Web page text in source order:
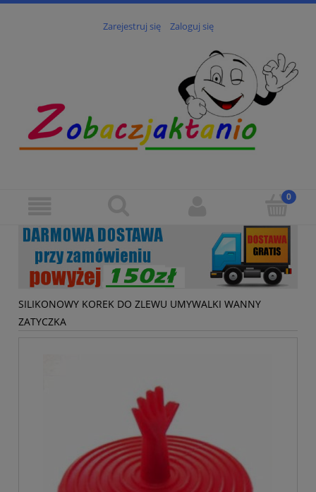
Zarejestruj się Zaloguj się
SILIKONOWY KOREK DO ZLEWU UMYWALKI WANNY
ZATYCZKA